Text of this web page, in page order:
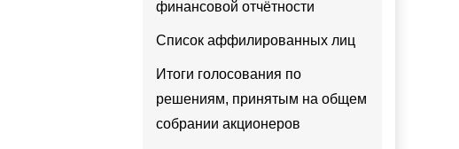
финансовой отчётности
Список аффилированных лиц
Итоги голосования по
решениям, принятым на общем
собрании акционеров